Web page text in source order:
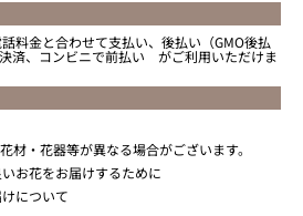
料金と合わせて支払い、後払い（GMO後払
済、コンビニで前払い がご利用いただけま
材・花器等が異なる場合がございます。
お花をお届けするために
について